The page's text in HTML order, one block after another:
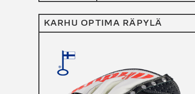
KARHU OPTIMA RÄPYLÄ